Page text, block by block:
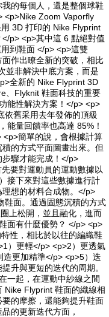
的每個人，還是整個球鞋
<p>Nike Zoom Vaporfly
3D 打印的 Nike Flyprint
p> <p>其中這 6 點絕對值
到鞋面 </p> <p>這雙
作出瞭全新的突破，相比
並非解決中底方案，而是
全新的 Nike Flyprint 3D
、Flyknit 鞋面科技的重要
能性解決方案！</p> <p>
舊采用去年發佈的頂級
能量回饋率也高達 85%！
簡單的說，會根據計算
的方式平面圖畫出來。但
驟才能完成！</p>
要對運動員的運動數據以
接下來對這些數據進行計
想的材料合成物。</p>
鞋面。通過固態沉積的方式
上松開，並且融化，進而
面有什麼優勢？ </p> <p>
性，相比於以往的編織鞋
）更輕</p> <p>2）更透氣
更加精準</p> <p>5）迭
升與更短的迭代的周期。
一起，在運動中紗線之間
Nike Flyprint 鞋面的織線相
的摩擦，還能夠提升鞋面
的更新迭代方面，